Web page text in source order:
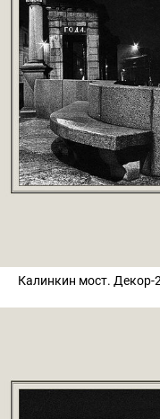
Калинкин мост. Декор-